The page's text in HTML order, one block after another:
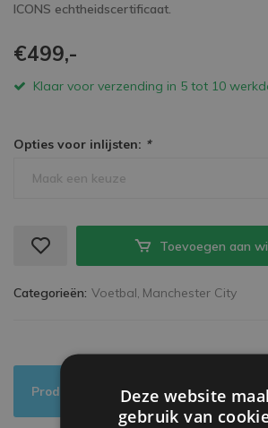
ICONS echtheidscertificaat.
€499,-
Klaar voor verzending in 5 tot 10
Opties voor inlijsten: *
Maak een keuze
Toevoegen aan
Categorieën: Voetbal, Manchester City
ProductinformatieDeze website
gebruik van